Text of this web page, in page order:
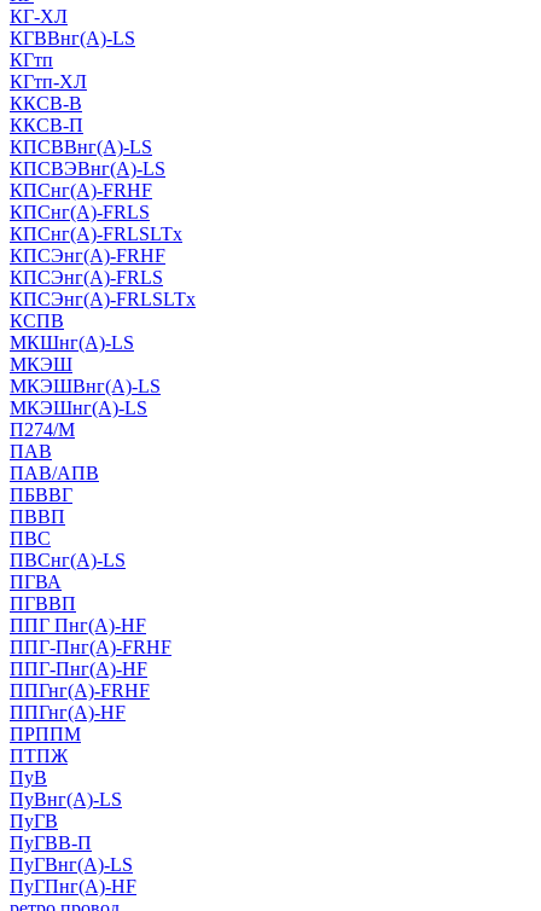
КГ-ХЛ
КГВВнг(А)-LS
КГтп
КГтп-ХЛ
ККСВ-В
ККСВ-П
КПСВВнг(А)-LS
КПСВЭВнг(А)-LS
КПСнг(А)-FRHF
КПСнг(А)-FRLS
КПСнг(А)-FRLSLTx
КПСЭнг(А)-FRHF
КПСЭнг(А)-FRLS
КПСЭнг(А)-FRLSLTx
КСПВ
МКШнг(А)-LS
МКЭШ
МКЭШВнг(А)-LS
МКЭШнг(А)-LS
П274/М
ПАВ
ПАВ/АПВ
ПБВВГ
ПВВП
ПВС
ПВСнг(А)-LS
ПГВА
ПГВВП
ППГ Пнг(А)-HF
ППГ-Пнг(А)-FRHF
ППГ-Пнг(А)-HF
ППГнг(А)-FRHF
ППГнг(А)-HF
ПРППМ
ПТПЖ
ПуВ
ПуВнг(А)-LS
ПуГВ
ПуГВВ-П
ПуГВнг(А)-LS
ПуГПнг(А)-HF